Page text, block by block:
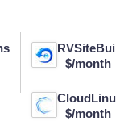
$/month
$/month